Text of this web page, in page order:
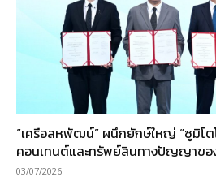
“เครือสหพัฒน์” ผนึกยักษ์ใหญ่ “ซูมิโต
คอนเทนต์และทรัพย์สินทางปัญญาขอ
03/07/2026